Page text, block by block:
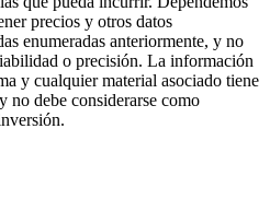
precios y otros datos
enumeradas anteriormente, y no
o precisión. La información
y cualquier material asociado tiene
no debe considerarse como